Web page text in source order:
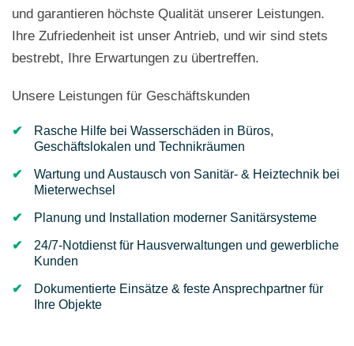
und garantieren höchste Qualität unserer Leistungen.
Ihre Zufriedenheit ist unser Antrieb, und wir sind stets
bestrebt, Ihre Erwartungen zu übertreffen.
Unsere Leistungen für Geschäftskunden
Rasche Hilfe bei Wasserschäden in Büros,
Geschäftslokalen und Technikräumen
Wartung und Austausch von Sanitär- & Heiztechnik bei
Mieterwechsel
Planung und Installation moderner Sanitärsysteme
24/7-Notdienst für Hausverwaltungen und gewerbliche
Kunden
Dokumentierte Einsätze & feste Ansprechpartner für
Ihre Objekte